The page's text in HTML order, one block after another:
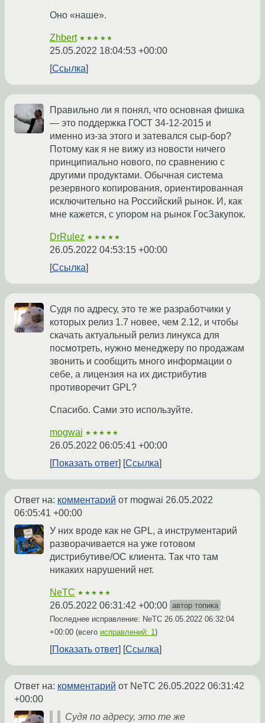
Оно «наше».
Zhbert ★★★★★
25.05.2022 18:04:53 +00:00
Ссылка
Правильно ли я понял, что основная фишка
— это поддержка ГОСТ 34-12-2015 и
именно из-за этого и затевался сыр-бор?
Потому как я не вижу из новости ничего
принципиально нового, по сравнению с
другими продуктами. Обычная система
резервного копирования, ориентированная
исключительно на Российский рынок. И, как
мне кажется, с упором на рынок ГосЗакупок.
DrRulez ★★★★★
26.05.2022 04:53:15 +00:00
Ссылка
Судя по адресу, это те же разработчики у
которых релиз 1.7 новее, чем 2.12, и чтобы
скачать актуальный релиз линукса для
посмотреть, нужно менеджеру по продажам
звонить и сообщить много информации о
себе, а лицензия на их дистрибутив
противоречит GPL?
Спасибо. Сами это используйте.
mogwai ★★★★★
26.05.2022 06:05:41 +00:00
Показать ответ
Ссылка
Ответ на: комментарий от mogwai 26.05.2022
06:05:41 +00:00
У них вроде как не GPL, а инструментарий
разворачивается на уже готовом
дистрибутиве/ОС клиента. Так что там
никаких нарушений нет.
NeTC ★★★★★
26.05.2022 06:31:42 +00:00 автор топика
Последнее исправление: NeTC 26.05.2022 06:32:04
+00:00 (всего исправлений: 1)
Показать ответ Ссылка
Ответ на: комментарий от NeTC 26.05.2022 06:31:42
+00:00
Судя по адресу, это те же